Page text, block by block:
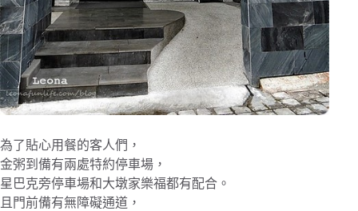
為了貼心用餐的客人們，
金粥到備有兩處特約停車場，
星巴克旁停車場和大墩家樂福都有配合。
且門前備有無障礙通道，